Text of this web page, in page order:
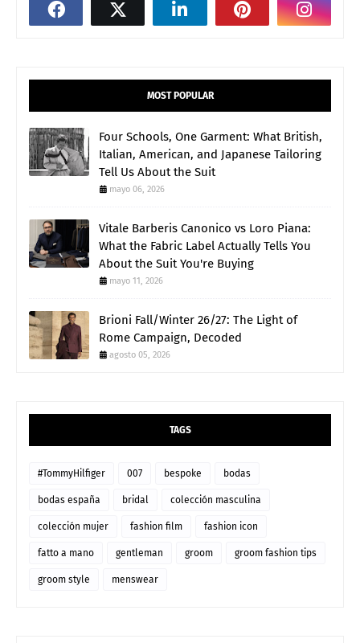
MOST POPULAR
Four Schools, One Garment: What British,
Italian, American, and Japanese Tailoring
Tell Us About the Suit
mayo 06, 2026
Vitale Barberis Canonico vs Loro Piana:
What the Fabric Label Actually Tells You
About the Suit You're Buying
mayo 11, 2026
Brioni Fall/Winter 26/27: The Light of
Rome Campaign, Decoded
agosto 05, 2026
TAGS
#TommyHilfiger 007 bespoke bodas
bodas españa bridal colección masculina
colección mujer fashion film fashion icon
fatto a mano gentleman groom groom fashion tips
groom style menswear